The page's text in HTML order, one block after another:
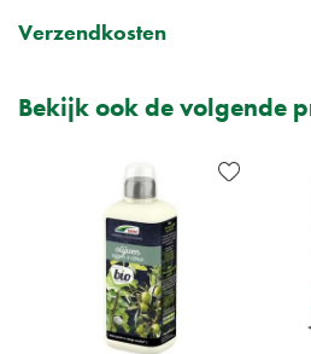
Verzendkosten
Bekijk ook de volgende